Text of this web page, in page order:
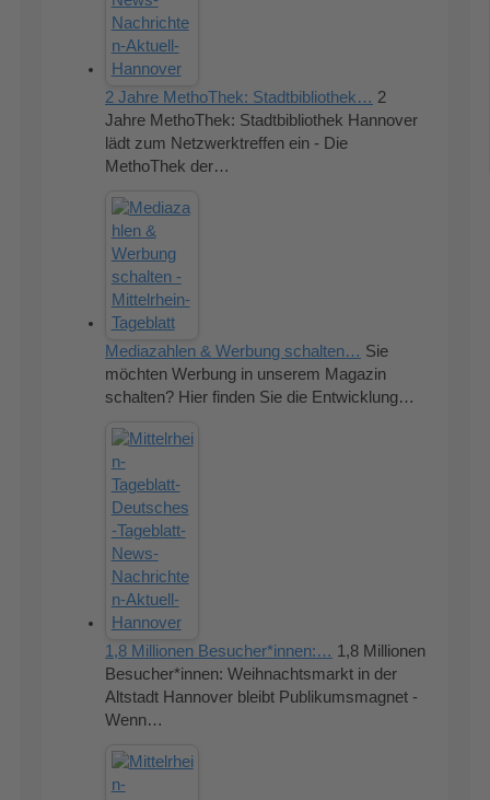
2 Jahre MethoThek: Stadtbibliothek… 2
Jahre MethoThek: Stadtbibliothek Hannover
lädt zum Netzwerktreffen ein - Die
MethoThek der…
Mediazahlen & Werbung schalten… Sie
möchten Werbung in unserem Magazin
schalten? Hier finden Sie die Entwicklung…
1,8 Millionen Besucher*innen:… 1,8 Millionen
Besucher*innen: Weihnachtsmarkt in der
Altstadt Hannover bleibt Publikumsmagnet -
Wenn…